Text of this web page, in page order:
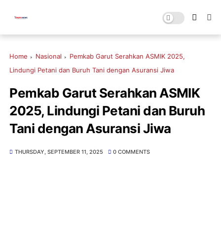
Home Nasional
Pemkab Garut Serahkan ASMIK 2025,
Lindungi Petani dan Buruh Tani dengan Asuransi Jiwa
Pemkab Garut Serahkan ASMIK
2025, Lindungi Petani dan Buruh
Tani dengan Asuransi Jiwa
THURSDAY, SEPTEMBER 11, 2025 0 COMMENTS